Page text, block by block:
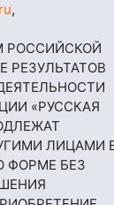
,
РОССИЙСКОЙ
РЕЗУЛЬТАТОВ
«РУССКАЯ
ЛИЦАМИ
ФОРМЕ БЕЗ